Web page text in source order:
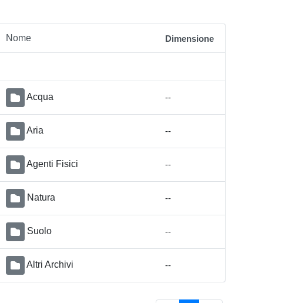
Nome Dimensione
Acqua --
Aria --
Agenti Fisici --
Natura --
Suolo --
Altri Archivi --